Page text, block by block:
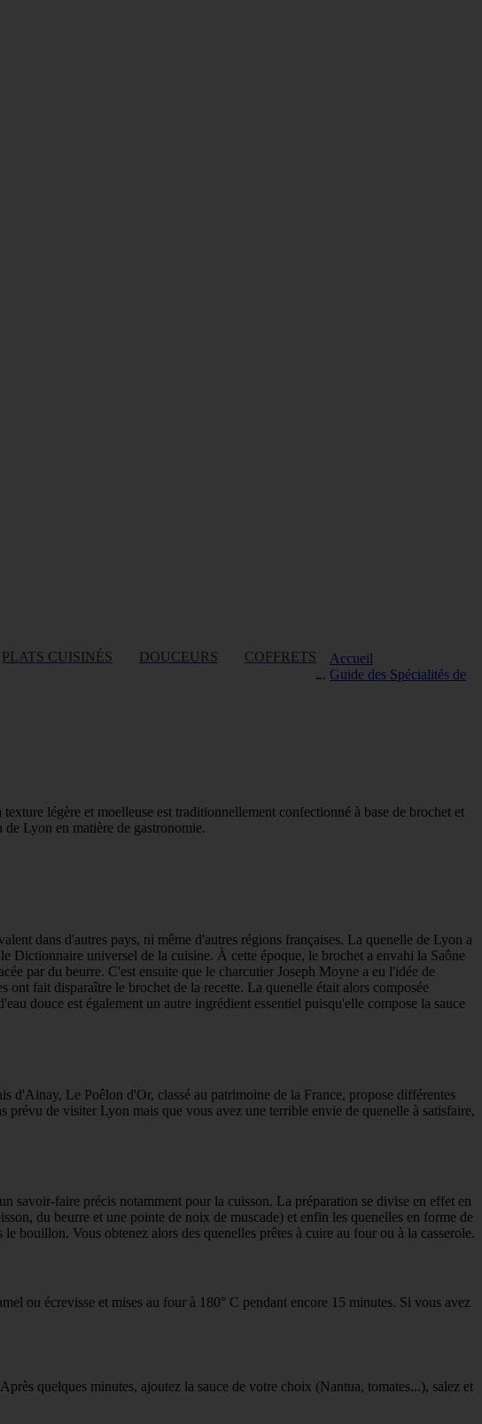
PLATS CUISINÉS DOUCEURS COFFRETS
Accueil
Guide des Spécialités de
légère et moelleuse est traditionnellement confectionné à base de brochet et
de Lyon en matière de gastronomie.
dans d'autres pays, ni même d'autres régions françaises. La quenelle de Lyon a
Dictionnaire universel de la cuisine. À cette époque, le brochet a envahi la Saône
par du beurre. C'est ensuite que le charcutier Joseph Moyne a eu l'idée de
fait disparaître le brochet de la recette. La quenelle était alors composée
douce est également un autre ingrédient essentiel puisqu'elle compose la sauce
d'Ainay, Le Poêlon d'Or, classé au patrimoine de la France, propose différentes
de visiter Lyon mais que vous avez une terrible envie de quenelle à satisfaire,
savoir-faire précis notamment pour la cuisson. La préparation se divise en effet en
du beurre et une pointe de noix de muscade) et enfin les quenelles en forme de
bouillon. Vous obtenez alors des quenelles prêtes à cuire au four ou à la casserole.
ou écrevisse et mises au four à 180° C pendant encore 15 minutes. Si vous avez
quelques minutes, ajoutez la sauce de votre choix (Nantua, tomates...), salez et